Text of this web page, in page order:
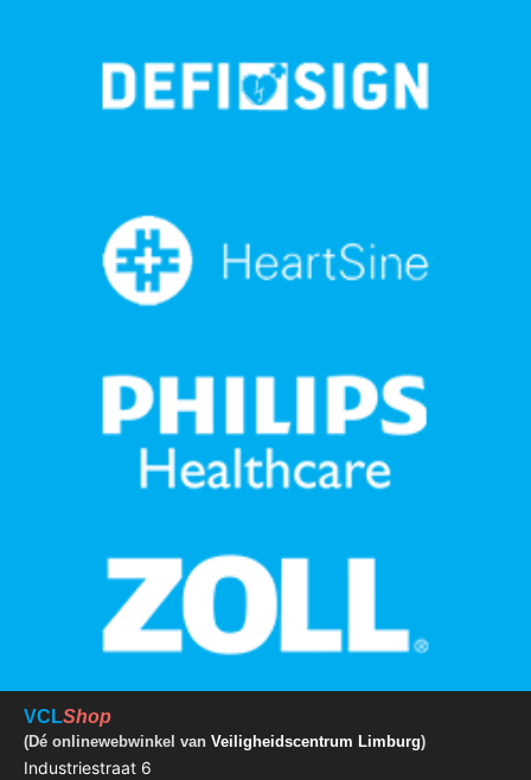
VCLShop
(Dé onlinewebwinkel van Veiligheidscentrum Limburg)
Industriestraat 6